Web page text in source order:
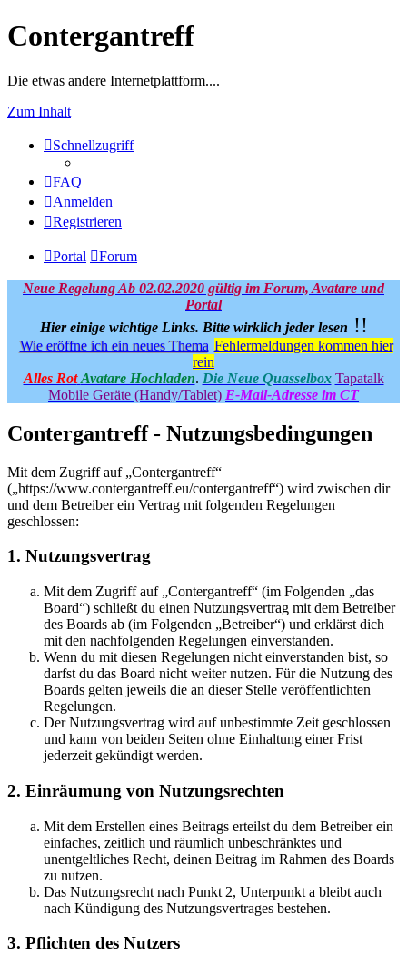
Contergantreff
Die etwas andere Internetplattform....
Zum Inhalt
Schnellzugriff
FAQ
Anmelden
Registrieren
Portal Forum
Neue Regelung Ab 02.02.2020 gültig im Forum, Avatare und
Portal
Hier einige wichtige Links. Bitte wirklich jeder lesen !!
Wie eröffne ich ein neues Thema Fehlermeldungen kommen hier
rein
Alles Rot Avatare Hochladen. Die Neue Quasselbox Tapatalk
Mobile Geräte (Handy/Tablet) E-Mail-Adresse im CT
Contergantreff - Nutzungsbedingungen
Mit dem Zugriff auf „Contergantreff“
(„https://www.contergantreff.eu/contergantreff“) wird zwischen dir
und dem Betreiber ein Vertrag mit folgenden Regelungen
geschlossen:
1. Nutzungsvertrag
Mit dem Zugriff auf „Contergantreff“ (im Folgenden „das
Board“) schließt du einen Nutzungsvertrag mit dem Betreiber
des Boards ab (im Folgenden „Betreiber“) und erklärst dich
mit den nachfolgenden Regelungen einverstanden.
Wenn du mit diesen Regelungen nicht einverstanden bist, so
darfst du das Board nicht weiter nutzen. Für die Nutzung des
Boards gelten jeweils die an dieser Stelle veröffentlichten
Regelungen.
Der Nutzungsvertrag wird auf unbestimmte Zeit geschlossen
und kann von beiden Seiten ohne Einhaltung einer Frist
jederzeit gekündigt werden.
2. Einräumung von Nutzungsrechten
Mit dem Erstellen eines Beitrags erteilst du dem Betreiber ein
einfaches, zeitlich und räumlich unbeschränktes und
unentgeltliches Recht, deinen Beitrag im Rahmen des Boards
zu nutzen.
Das Nutzungsrecht nach Punkt 2, Unterpunkt a bleibt auch
nach Kündigung des Nutzungsvertrages bestehen.
3. Pflichten des Nutzers